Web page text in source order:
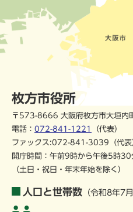
枚方市役所
〒573-8666 大阪府枚方市大垣内
電話： 072-841-1221
（代表）
ファックス:072-841-3039（代表
開庁時間：午前9時から午後5時30
（土日・祝日・年末年始を除く）
人口と世帯数 （令和8年7